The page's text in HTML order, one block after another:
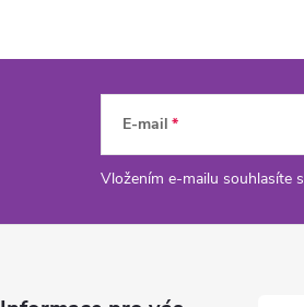
E-mail
Vložením e-mailu souhlasíte s